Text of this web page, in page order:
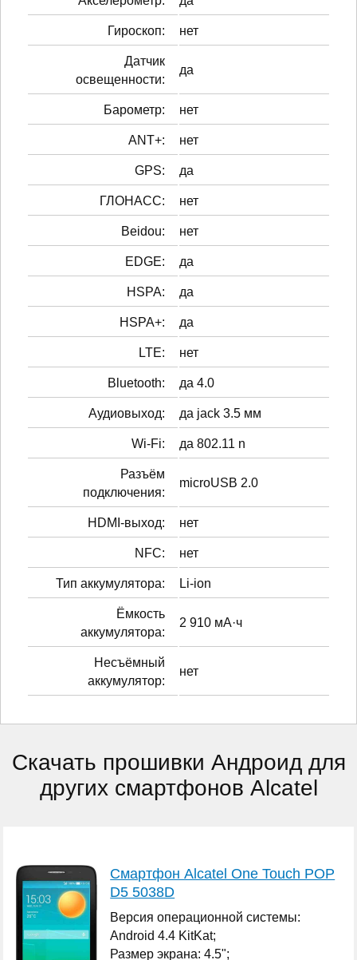
Гироскоп: нет
Датчик
освещенности:
да
Барометр: нет
ANT+: нет
GPS: да
ГЛОНАСС: нет
Beidou: нет
EDGE: да
HSPA: да
HSPA+: да
LTE: нет
Bluetooth: да 4.0
Аудиовыход: да jack 3.5 мм
Wi-Fi: да 802.11 n
Разъём
подключения:
microUSB 2.0
HDMI-выход: нет
NFC: нет
Тип аккумулятора: Li-ion
Ёмкость
аккумулятора:
2 910 мА·ч
Несъёмный
аккумулятор:
нет
Скачать прошивки Андроид для
других смартфонов Alcatel
Смартфон Alcatel One Touch POP
D5 5038D
Версия операционной системы:
Android 4.4 KitKat;
Размер экрана: 4.5";